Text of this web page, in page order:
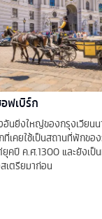
ฟเบิร์ก
อันยิ่งใหญ่ของกรุงเวียน
ที่เคยใช้เป็นสถานที่พักขอ
คปี ค.ศ.1300 และยังเ
เตรียมาก่อน